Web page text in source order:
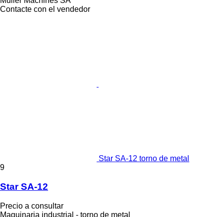
Contacte con el vendedor
Star SA-12 torno de metal
9
Star SA-12
Precio a consultar
Maquinaria industrial - torno de metal